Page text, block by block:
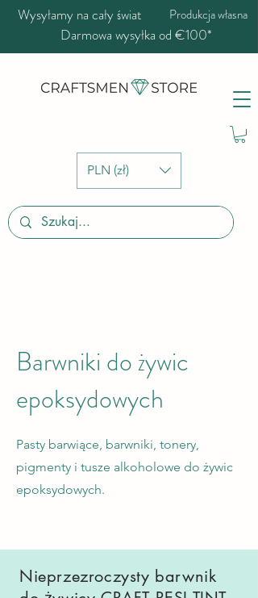
PLN (zł)
Wysyłamy na cały świat Produkcja własna
Darmowa wysyłka od €100*
Barwniki do żywic
epoksydowych
Pasty barwiące, barwniki, tonery,
pigmenty i tusze alkoholowe do żywic
epoksydowych.
Nieprzezroczysty barwnik